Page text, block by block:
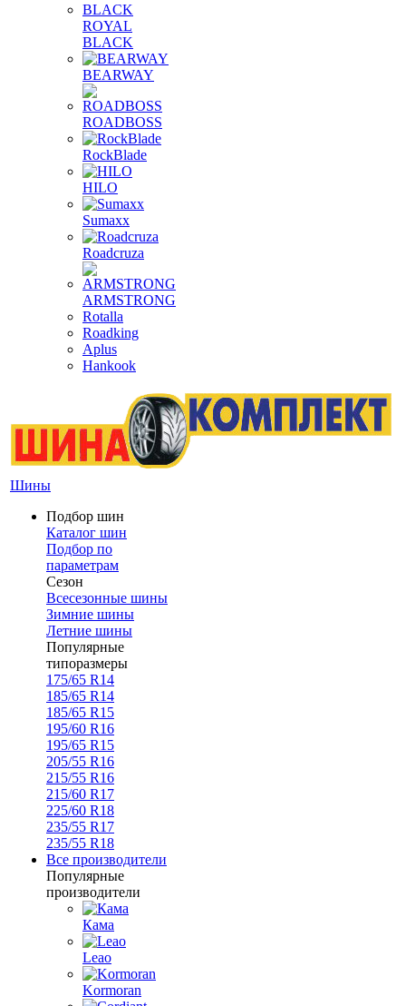
ROYAL
BLACK
BEARWAY
ROADBOSS
RockBlade
HILO
Sumaxx
Roadcruza
ARMSTRONG
Rotalla
Roadking
Aplus
Hankook
Шины
Подбор шин
Каталог шин
Подбор по
параметрам
Сезон
Всесезонные шины
Зимние шины
Летние шины
Популярные
типоразмеры
175/65 R14
185/65 R14
185/65 R15
195/60 R16
195/65 R15
205/55 R16
215/55 R16
215/60 R17
225/60 R18
235/55 R17
235/55 R18
Все производители
Популярные
производители
Кама
Leao
Kormoran